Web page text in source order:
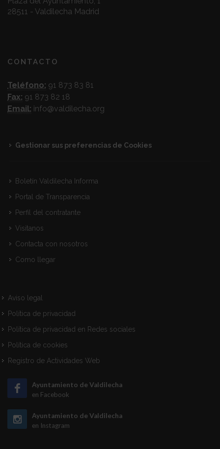
28511 - Valdilecha Madrid
CONTACTO
Teléfono: 91 873 83 81
Fax: 91 873 82 18
Email: info@valdilecha.org
Gestionar sus preferencias de Cookies
Boletín Valdilecha Informa
Portal de Transparencia
Perfil del contratante
Visitanos
Contacta con nosotros
Como llegar
Aviso legal
Política de privacidad
Política de privacidad en Redes sociales
Política de cookies
Registro de Actividades Web
Ayuntamiento de Valdilecha
en Facebook
Ayuntamiento de Valdilecha
en Instagram